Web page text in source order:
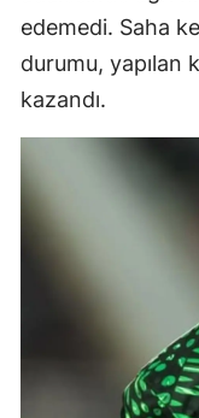
edemedi. Saha
durumu, yapılan
kazandı.